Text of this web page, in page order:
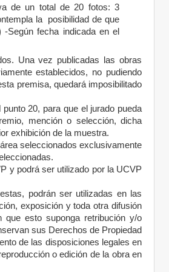
de un total de 20 fotos: 3
la posibilidad de que
Según fecha indicada en el
Una vez publicadas las obras
establecidos, no pudiendo
premisa, quedará imposibilitado
20, para que el jurado pueda
mención o selección, dicha
exhibición de la muestra.
seleccionados exclusivamente
y podrá ser utilizado por la UCVP
podrán ser utilizadas en las
exposición y toda otra difusión
que esto suponga retribución y/o
sus Derechos de Propiedad
de las disposiciones legales en
o edición de la obra en